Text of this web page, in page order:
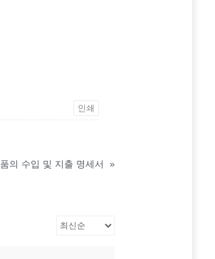
인쇄
의 수입 및 지출 명세서 »